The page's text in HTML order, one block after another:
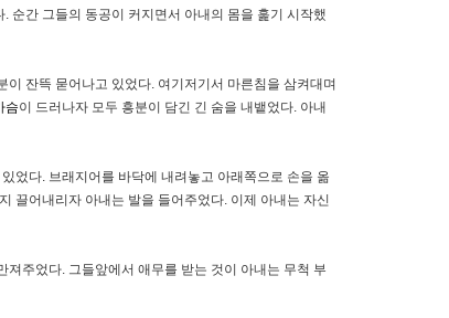
순간 그들의 동공이 커지면서 아내의 몸을 훑기 시작했
잔뜩 묻어나고 있었다. 여기저기서 마른침을 삼켜대며
슴이 드러나자 모두 흥분이 담긴 긴 숨을 내뱉었다. 아내
었다. 브래지어를 바닥에 내려놓고 아래쪽으로 손을 옮
끌어내리자 아내는 발을 들어주었다. 이제 아내는 자신
져주었다. 그들앞에서 애무를 받는 것이 아내는 무척 부